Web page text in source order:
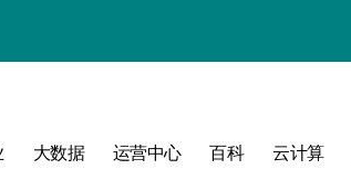
大数据 运营中心 百科 云计算